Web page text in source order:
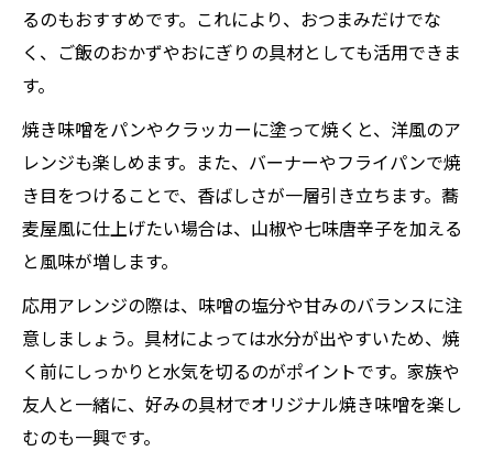
るのもおすすめです。これにより、おつまみだけでな
く、ご飯のおかずやおにぎりの具材としても活用できま
す。
焼き味噌をパンやクラッカーに塗って焼くと、洋風のア
レンジも楽しめます。また、バーナーやフライパンで焼
き目をつけることで、香ばしさが一層引き立ちます。蕎
麦屋風に仕上げたい場合は、山椒や七味唐辛子を加える
と風味が増します。
応用アレンジの際は、味噌の塩分や甘みのバランスに注
意しましょう。具材によっては水分が出やすいため、焼
く前にしっかりと水気を切るのがポイントです。家族や
友人と一緒に、好みの具材でオリジナル焼き味噌を楽し
むのも一興です。